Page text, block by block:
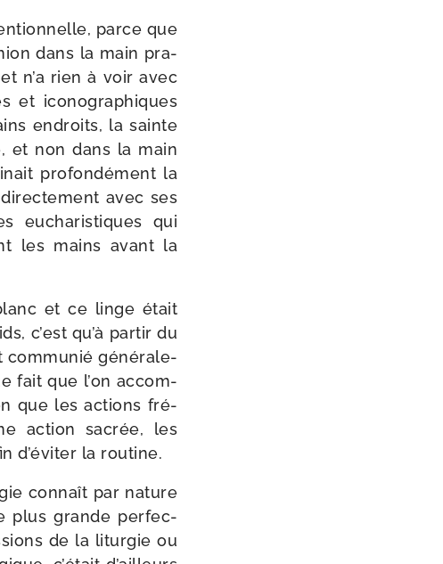
parce que
dans la main pra­
n’a rien à voir avec
et ico­no­gra­phiques
endroits, la sainte
et non dans la main
pro­fon­dé­ment la
avec ses
eucha­ris­tiques qui
les mains avant la
et ce linge était
c’est qu’à par­tir du
com­mu­nié géné­ra­le­
fait que l’on accom­
que les actions fré­
action sacrée, les
d’é­vi­ter la routine.
connaît par nature
plus grande per­fec­
de la litur­gie ou